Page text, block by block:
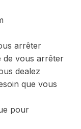
arrêter
de vous arrêter
dealez
que vous
pour